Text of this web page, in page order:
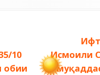
10
обии
Исмоили